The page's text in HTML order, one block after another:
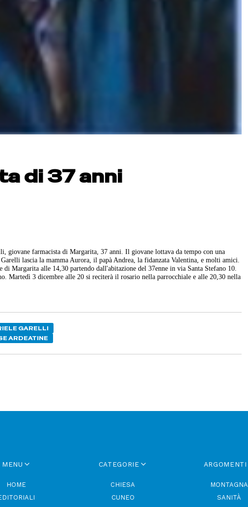
di 37 anni
giovane farmacista di Margarita, 37 anni. Il giovane lottava da tempo con una
lascia la mamma Aurora, il papà Andrea, la fidanzata Valentina, e molti amici.
Margarita alle 14,30 partendo dall'abitazione del 37enne in via Santa Stefano 10.
Martedì 3 dicembre alle 20 si reciterà il rosario nella parrocchiale e alle 20,30 nella
GARELLI
ARDEATINE
MENU
HOME
CATEGORIE
CHIESA
CUNEO
ARGOMENTI
MONTAGNA
SANITÀ